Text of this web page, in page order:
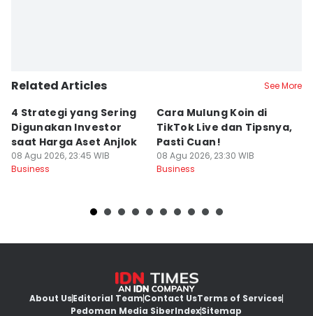
Related Articles See More
4 Strategi yang Sering
Digunakan Investor
saat Harga Aset Anjlok
08 Agu 2026, 23:45 WIB
Business
Cara Mulung Koin di
TikTok Live dan Tipsnya,
Pasti Cuan!
08 Agu 2026, 23:30 WIB
Business
About UsEditorial TeamContact UsTerms of Services
Pedoman Media SiberIndexSitemap